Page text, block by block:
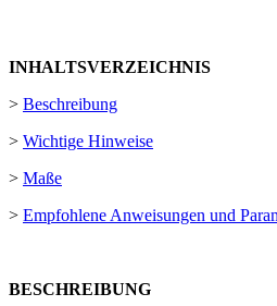
INHALTSVERZEICHNIS
> Beschreibung
> Wichtige Hinweise
> Maße
> Empfohlene Anweisungen und
BESCHREIBUNG